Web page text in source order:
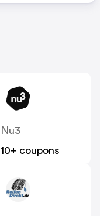
Nu3
10+ coupons